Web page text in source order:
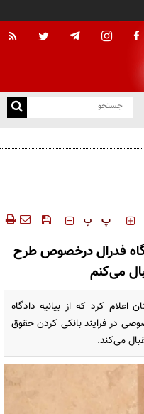
‍‍‍ پ پ
فدرال درخصوص طرح
می‌کنم
اعلام کرد که از بیانیه دادگاه
در فرایند بانکی کردن حقوق
می‌کند.